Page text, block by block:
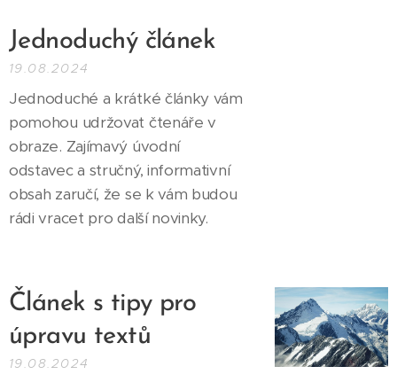
Jednoduchý článek
19.08.2024
Jednoduché a krátké články vám
pomohou udržovat čtenáře v
obraze. Zajímavý úvodní
odstavec a stručný, informativní
obsah zaručí, že se k vám budou
rádi vracet pro další novinky.
Článek s tipy pro
úpravu textů
19.08.2024